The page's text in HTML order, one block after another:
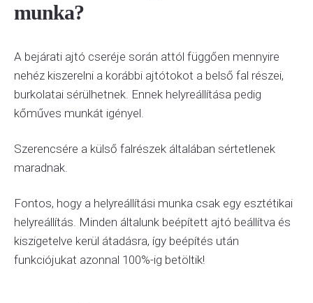
munka?
A bejárati ajtó cseréje során attól függően mennyire
nehéz kiszerelni a korábbi ajtótokot a belső fal részei,
burkolatai sérülhetnek. Ennek helyreállítása pedig
kőműves munkát igényel.
Szerencsére a külső falrészek általában sértetlenek
maradnak.
Fontos, hogy a helyreállítási munka csak egy esztétikai
helyreállítás. Minden általunk beépített ajtó beállítva és
kiszigetelve kerül átadásra, így beépítés után
funkciójukat azonnal 100%-ig betöltik!